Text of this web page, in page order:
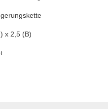
x 2,5 (B)